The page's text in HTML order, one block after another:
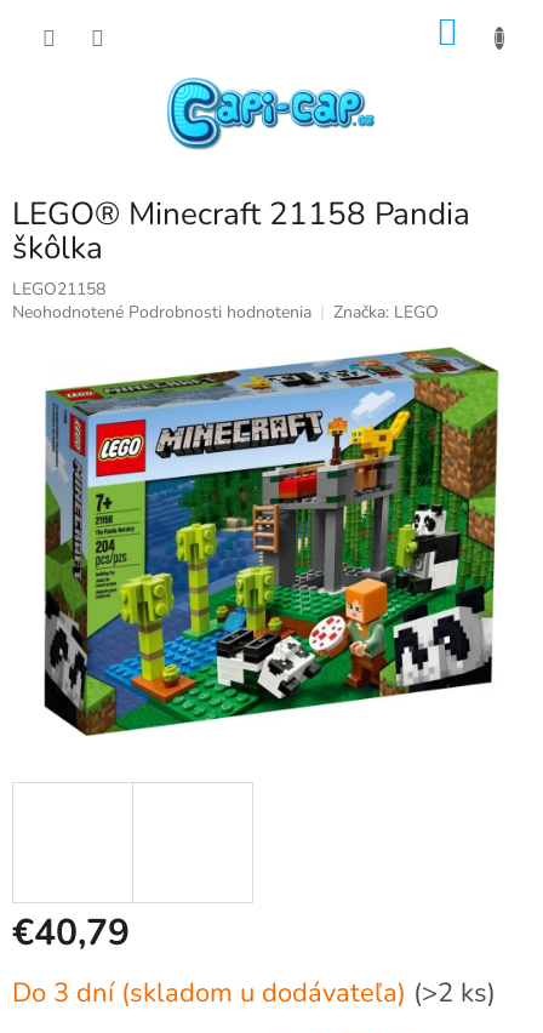
LEGO® Minecraft 21158 Pandia
škôlka
LEGO21158
Priemerné
hviezdičiek.
Neohodnotené Podrobnosti hodnotenia Značka: LEGO
€40,79
cena:
Do 3 dní (skladom u dodávateľa) (>2 ks)